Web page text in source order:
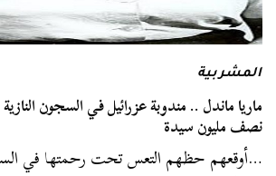
المشربية
ماريا ماندل .. مندوبة عزرائيل في السجون
نصف مليون سيدة
…أوقعهم حظهم التعس تحت رحمتها في